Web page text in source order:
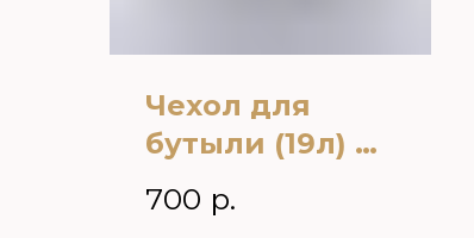
Чехол для
бутыли (19л) на
кулер Кот в
очках
700 р.